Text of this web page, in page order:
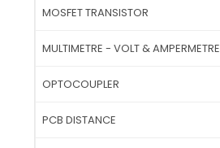
MOSFET TRANSISTOR
MULTIMETRE - VOLT & AMPERMETRE
OPTOCOUPLER
PCB DISTANCE